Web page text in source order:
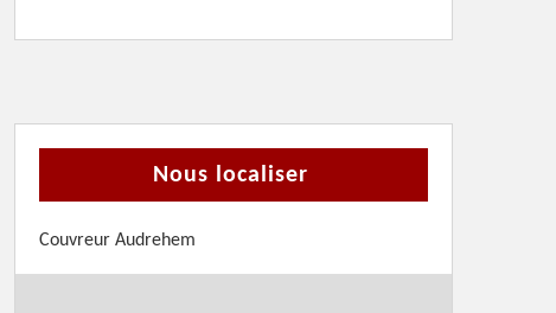
Nous localiser
Couvreur Audrehem